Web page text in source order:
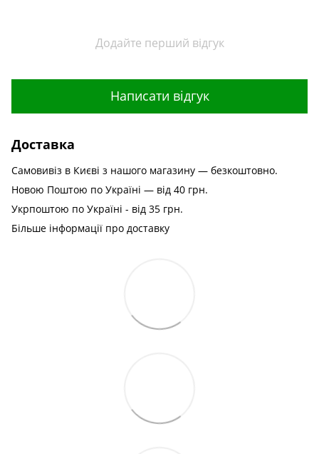
Додайте перший відгук
Написати відгук
Доставка
Самовивіз в Києві з нашого магазину — безкоштовно.
Новою Поштою по Україні — від 40 грн.
Укрпоштою по Україні - від 35 грн.
Більше інформації про доставку